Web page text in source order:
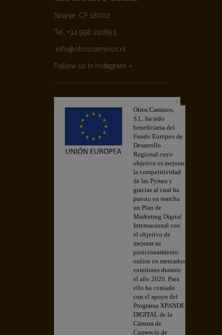
Spanje. CP 18002
Tel. +34 958 291893
info@otroscaminos.nl
Follow us in Instagram »
Otros Caminos,
S.L. ha sido
beneficiaria del
Fondo Europeo de
Desarrollo
Regional cuyo
objetivo es mejorar
la competitividad
de las Pymes y
gracias al cual ha
puesto en marcha
un Plan de
Marketing Digital
Internacional con
el objetivo de
mejorar su
posicionamiento
online en mercados
exteriores durante
el año 2020. Para
ello ha contado
con el apoyo del
Programa XPANDE
DIGITAL de la
Cámara de
Comercio de